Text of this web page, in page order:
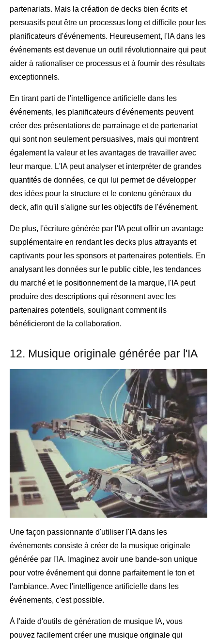
partenariats. Mais la création de decks bien écrits et
persuasifs peut être un processus long et difficile pour les
planificateurs d'événements. Heureusement, l'IA dans les
événements est devenue un outil révolutionnaire qui peut
aider à rationaliser ce processus et à fournir des résultats
exceptionnels.
En tirant parti de l'intelligence artificielle dans les
événements, les planificateurs d'événements peuvent
créer des présentations de parrainage et de partenariat
qui sont non seulement persuasives, mais qui montrent
également la valeur et les avantages de travailler avec
leur marque. L'IA peut analyser et interpréter de grandes
quantités de données, ce qui lui permet de développer
des idées pour la structure et le contenu généraux du
deck, afin qu'il s'aligne sur les objectifs de l'événement.
De plus, l'écriture générée par l'IA peut offrir un avantage
supplémentaire en rendant les decks plus attrayants et
captivants pour les sponsors et partenaires potentiels. En
analysant les données sur le public cible, les tendances
du marché et le positionnement de la marque, l'IA peut
produire des descriptions qui résonnent avec les
partenaires potentiels, soulignant comment ils
bénéficieront de la collaboration.
12. Musique originale générée par l'IA
Une façon passionnante d'utiliser l'IA dans les
événements consiste à créer de la musique originale
générée par l'IA. Imaginez avoir une bande-son unique
pour votre événement qui donne parfaitement le ton et
l'ambiance. Avec l'intelligence artificielle dans les
événements, c'est possible.
À l'aide d'outils de génération de musique IA, vous
pouvez facilement créer une musique originale qui